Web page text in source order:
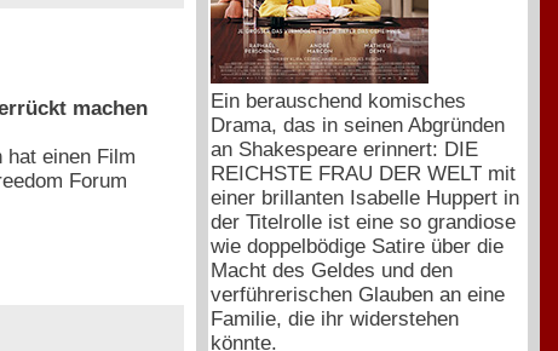
machen
hat einen Film
Forum
Ein berauschend komisches
Drama, das in seinen Abgründen
an Shakespeare erinnert: DIE
REICHSTE FRAU DER WELT mit
einer brillanten Isabelle Huppert in
der Titelrolle ist eine so grandiose
wie doppelbödige Satire über die
Macht des Geldes und den
verführerischen Glauben an eine
Familie, die ihr widerstehen
könnte.